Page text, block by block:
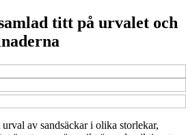
titt på urvalet och
av sandsäckar i olika storlekar,